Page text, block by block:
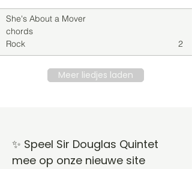
She's About a Mover
chords
Rock
2
Meer liedjes laden
✨ Speel Sir Douglas Quintet
mee op onze nieuwe site